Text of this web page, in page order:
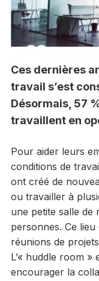
Ces dernières
travail s’est
Désormais, 57
travaillent en
Pour aider leurs
conditions de
ont créé de
ou travailler à
une petite salle
personnes. Ce
réunions de
L’« huddle room
encourager la